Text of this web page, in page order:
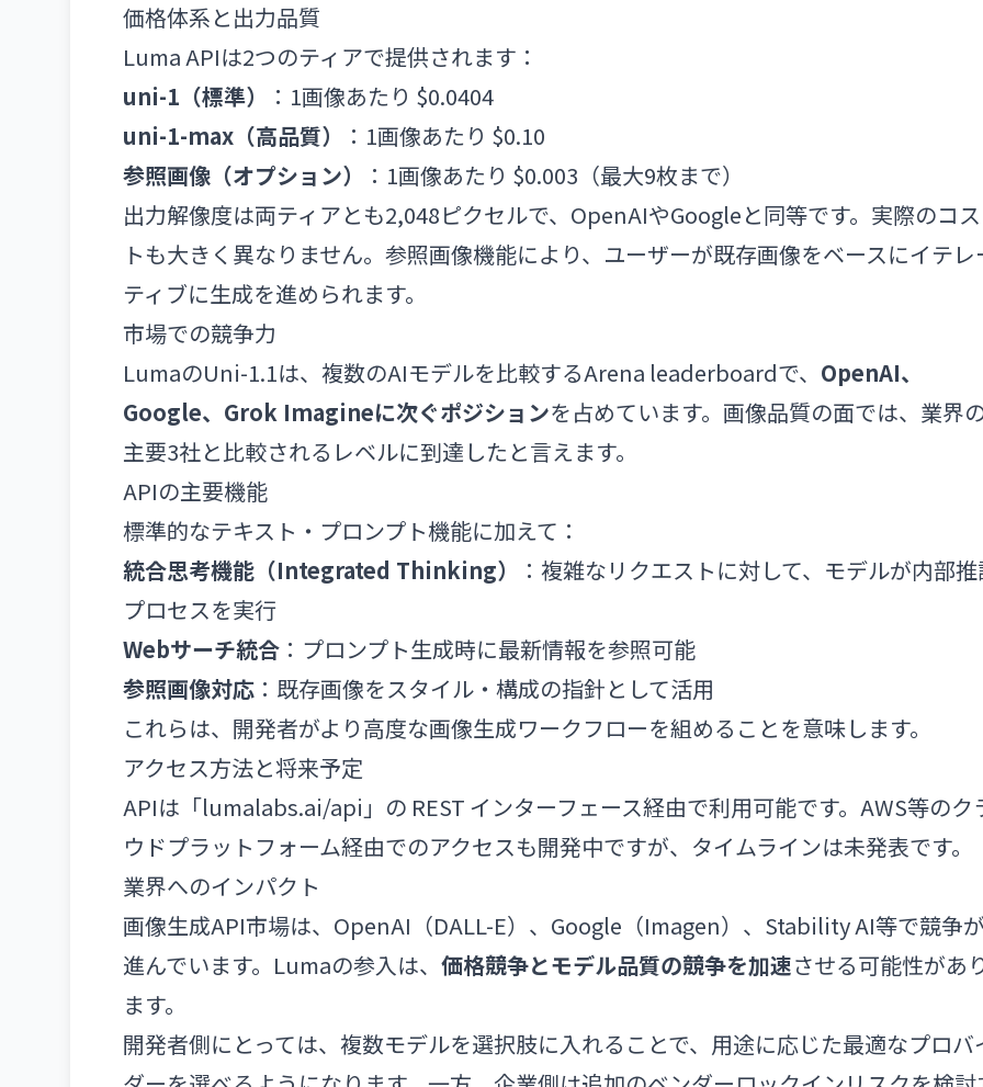
価格体系と出力品質
Luma APIは2つのティアで提供されます：
uni-1（標準）
：1画像あたり $0.0404
uni-1-max（高品質）
：1画像あたり $0.10
参照画像（オプション）
：1画像あたり $0.003（最大9枚まで）
出力解像度は両ティアとも2,048ピクセルで、OpenAIやGoogleと同等です。実際のコス
トも大きく異なりません。参照画像機能により、ユーザーが既存画像をベースにイテレ
ティブに生成を進められます。
市場での競争力
LumaのUni-1.1は、複数のAIモデルを比較するArena leaderboardで、 OpenAI、
Google、Grok Imagineに次ぐポジションを占めています。画像品質の面では、業界
主要3社と比較されるレベルに到達したと言えます。
APIの主要機能
標準的なテキスト・プロンプト機能に加えて：
統合思考機能（Integrated Thinking）
：複雑なリクエストに対して、モデルが内部
プロセスを実行
Webサーチ統合 ：プロンプト生成時に最新情報を参照可能
参照画像対応 ：既存画像をスタイル・構成の指針として活用
これらは、開発者がより高度な画像生成ワークフローを組めることを意味します。
アクセス方法と将来予定
APIは「lumalabs.ai/api」の REST インターフェース経由で利用可能です。AWS等のク
ウドプラットフォーム経由でのアクセスも開発中ですが、タイムラインは未発表です。
業界へのインパクト
画像生成API市場は、OpenAI（DALL-E）、Google（Imagen）、Stability AI等で競争が
進んでいます。Lumaの参入は、 価格競争とモデル品質の競争を加速させる可能性があ
ます。
開発者側にとっては、複数モデルを選択肢に入れることで、用途に応じた最適なプロバ